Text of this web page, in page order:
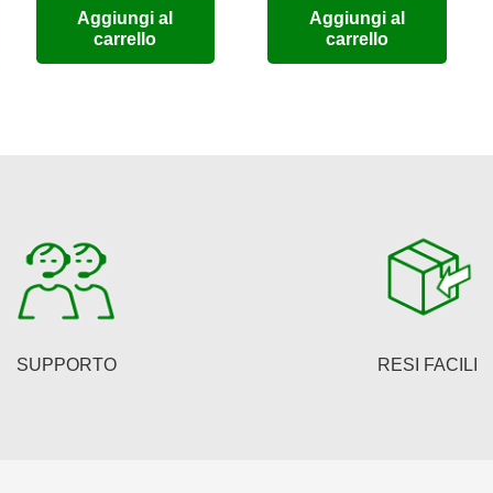
originale
era:
attuale
Aggiungi al
carrello
originale
era:
Aggiungi al
carrello
SUPPORTO RESI FACILI